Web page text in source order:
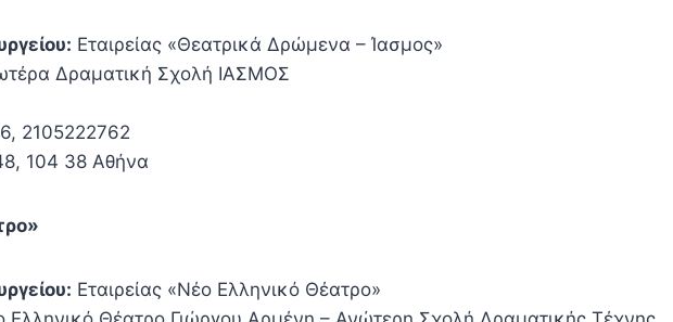
Εταιρείας «Θεατρικά Δρώμενα – Ίασμος»
Δραματική Σχολή ΙΑΣΜΟΣ
2105222762
104 38 Αθήνα
Εταιρείας «Νέο Ελληνικό Θέατρο»